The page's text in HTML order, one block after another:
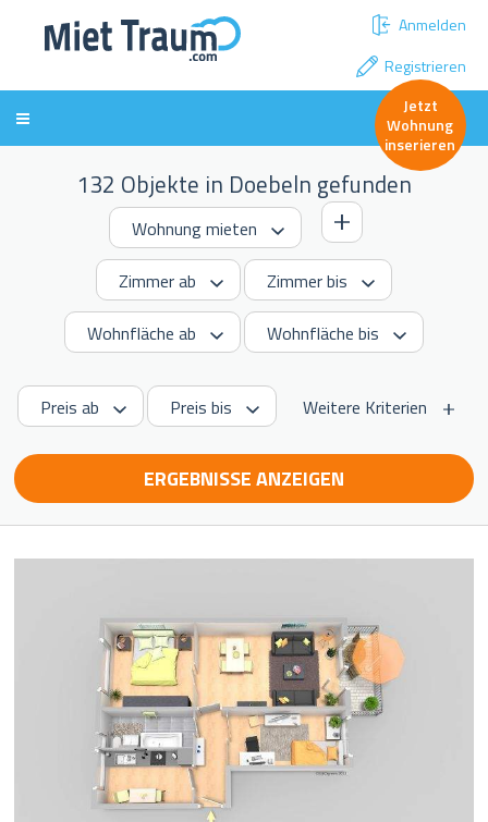
Anmelden
Registrieren
Jetzt
Wohnung
inserieren
132 Objekte in Doebeln gefunden
Weitere Kriterien
ERGEBNISSE ANZEIGEN